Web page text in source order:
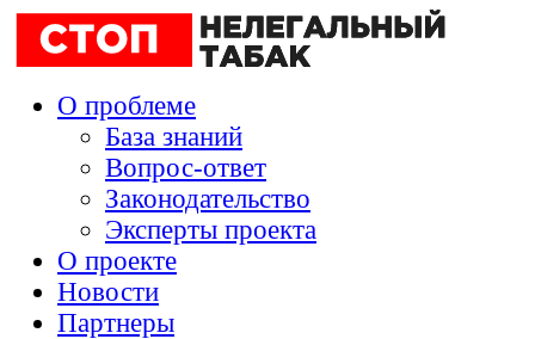
О проблеме
База знаний
Вопрос-ответ
Законодательство
Эксперты проекта
О проекте
Новости
Партнеры